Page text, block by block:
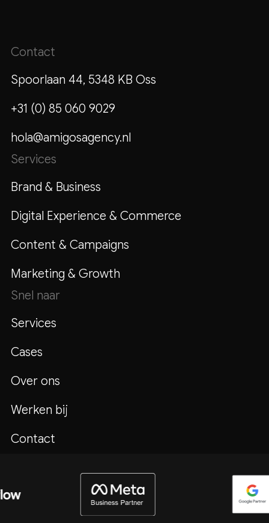
Contact
Spoorlaan 44, 5348 KB Oss
+31 (0) 85 060 9029
hola@amigosagency.nl
Services
Brand & Business
Digital Experience & Commerce
Content & Campaigns
Marketing & Growth
Snel naar
Services
Cases
Over ons
Werken bij
Contact